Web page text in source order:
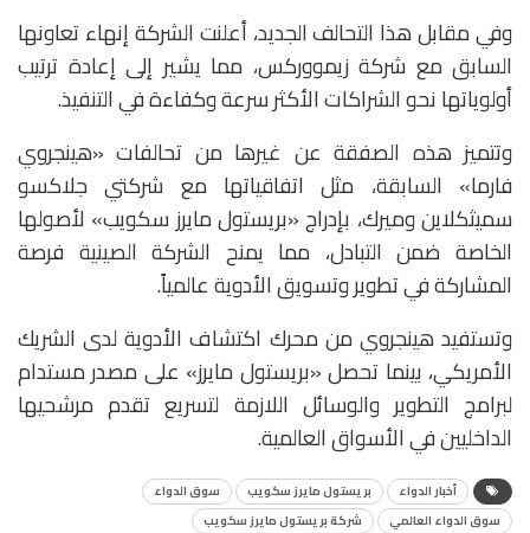
وفي مقابل هذا التحالف الجديد، أعلنت الشركة إنهاء تعاونها
السابق مع شركة زيمووركس، مما يشير إلى إعادة ترتيب
أولوياتها نحو الشراكات الأكثر سرعة وكفاءة في التنفيذ.
وتتميز هذه الصفقة عن غيرها من تحالفات «هينجروي
فارما» السابقة، مثل اتفاقياتها مع شركتي جلاكسو
سميثكلاين وميرك، بإدراج «بريستول مايرز سكويب» لأصولها
الخاصة ضمن التبادل، مما يمنح الشركة الصينية فرصة
المشاركة في تطوير وتسويق الأدوية عالمياً.
وتستفيد هينجروي من محرك اكتشاف الأدوية لدى الشريك
الأمريكي، بينما تحصل «بريستول مايرز» على مصدر مستدام
لبرامج التطوير والوسائل اللازمة لتسريع تقدم مرشحيها
الداخليين في الأسواق العالمية.
أخبار الدواء بريستول مايرز سكويب
سوق الدواء
سوق الدواء العالمي
شركة بريستول مايرز سكويب